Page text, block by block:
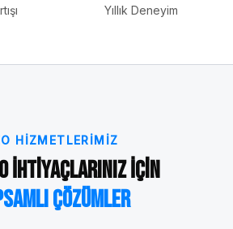
Yıllık Deneyim
HIZMETLERIMIZ
İhtiyaçlarınız İçin
Çözümler